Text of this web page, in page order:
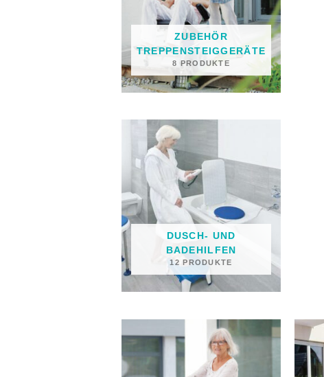
ZUBEHÖR
TREPPENSTEIGGERÄTE
8 PRODUKTE
DUSCH- UND
BADEHILFEN
12 PRODUKTE